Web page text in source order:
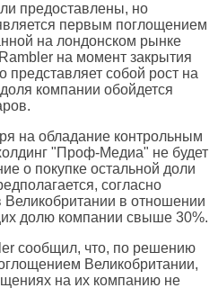
предоставлены, но
первым поглощением
на лондонском рынке
на момент закрытия
представляет собой рост на
компании обойдется
на обладание контрольным
"Проф-Медиа" не будет
о покупке остальной доли
согласно
в отношении
долю компании свыше 30%.
сообщил, что, по решению
Великобритании,
на их компанию не